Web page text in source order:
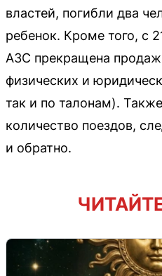
властей, погибли два
ребенок. Кроме того, с
АЗС прекращена
физических и
так и по талонам).
количество поездов,
и обратно.